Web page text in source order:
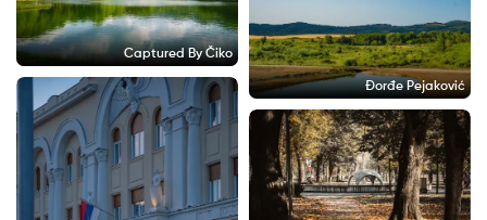
Captured By Čiko
Đorđe Pejaković